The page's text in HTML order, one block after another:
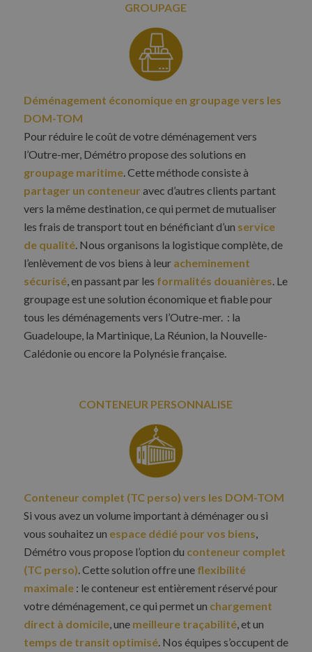
GROUPAGE
Déménagement économique en groupage vers les
DOM-TOM
Pour réduire le coût de votre déménagement vers
l’Outre-mer, Démétro propose des solutions en
groupage maritime. Cette méthode consiste à
partager un conteneur avec d’autres clients partant
vers la même destination, ce qui permet de mutualiser
les frais de transport tout en bénéficiant d’un service
de qualité. Nous organisons la logistique complète, de
l’enlèvement de vos biens à leur acheminement
sécurisé, en passant par les formalités douanières. Le
groupage est une solution économique et fiable pour
tous les déménagements vers l’Outre-mer. : la
Guadeloupe, la Martinique, La Réunion, la Nouvelle-
Calédonie ou encore la Polynésie française.
CONTENEUR PERSONNALISE
Conteneur complet (TC perso) vers les DOM-TOM
Si vous avez un volume important à déménager ou si
vous souhaitez un espace dédié pour vos biens
Démétro vous propose l’option du conteneur complet
(TC perso) . Cette solution offre une flexibilité
maximale: le conteneur est entièrement réservé pour
votre déménagement, ce qui permet un chargement
direct à domicile, une meilleure traçabilité, et un
temps de transit optimisé. Nos équipes s’occupent de